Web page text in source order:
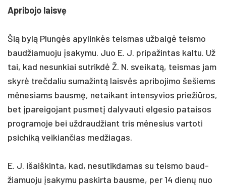
Ap­ri­bo­jo laisvę
Šią bylą Plungės apy­linkės teis­mas už­baigė teis­mo
baud­žia­muo­ju įsa­ky­mu. Juo E. J. pri­pa­žin­tas kal­tu. Už
tai, kad ne­sun­kiai su­trikdė Ž. N. svei­katą, teis­mas jam
skyrė treč­da­liu su­ma­žintą laisvės ap­ri­bo­ji­mo še­šiems
mėne­siams bausmę, ne­tai­kant in­ten­sy­vios prie­žiū­ros,
bet įpa­rei­go­jant pus­metį da­ly­vau­ti el­ge­sio pa­tai­sos
pro­gra­mo­je bei užd­raud­žiant tris mėne­sius var­to­ti
psi­chiką vei­kian­čias med­žia­gas.
E. J. išaiš­kin­ta, kad, ne­su­tik­da­mas su teis­mo baud­
žia­muo­ju įsa­ky­mu pa­skir­ta baus­me, per 14 dienų nuo